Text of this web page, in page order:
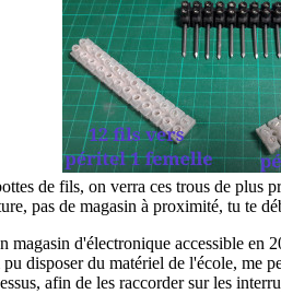
de fils, on verra ces trous de plus
pas de magasin à proximité, tu te
magasin d'électronique accessible
disposer du matériel de l'école, me
afin de les raccorder sur les